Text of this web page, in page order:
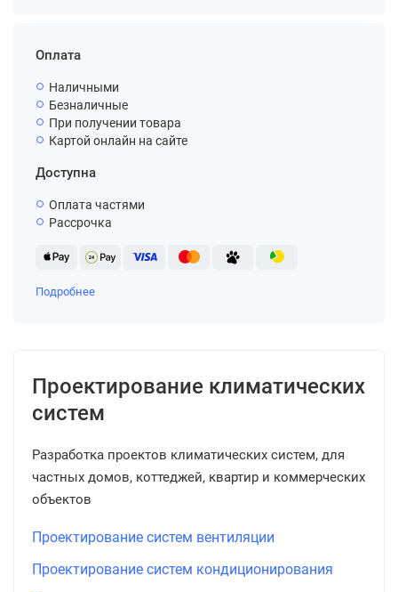
Оплата
Наличными
Безналичные
При получении товара
Картой онлайн на сайте
Доступна
Оплата частями
Рассрочка
Подробнее
Проектирование климатических
систем
Разработка проектов климатических систем, для
частных домов, коттеджей, квартир и коммерческих
объектов
Проектирование систем вентиляции
Проектирование систем кондиционирования